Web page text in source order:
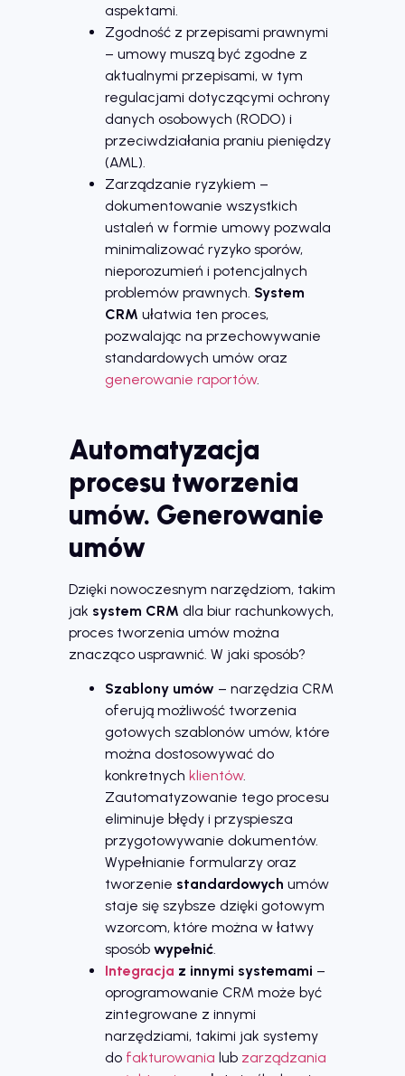
aspektami.
Zgodność z przepisami prawnymi
– umowy muszą być zgodne z
aktualnymi przepisami, w tym
regulacjami dotyczącymi ochrony
danych osobowych (RODO) i
przeciwdziałania praniu pieniędzy
(AML).
Zarządzanie ryzykiem –
dokumentowanie wszystkich
ustaleń w formie umowy pozwala
minimalizować ryzyko sporów,
nieporozumień i potencjalnych
problemów prawnych. System
CRM ułatwia ten proces,
pozwalając na przechowywanie
standardowych umów oraz
generowanie raportów.
Automatyzacja
procesu tworzenia
umów. Generowanie
umów
Dzięki nowoczesnym narzędziom, takim
jak system CRM dla biur rachunkowych,
proces tworzenia umów można
znacząco usprawnić. W jaki sposób?
Szablony umów – narzędzia CRM
oferują możliwość tworzenia
gotowych szablonów umów, które
można dostosowywać do
konkretnych klientów.
Zautomatyzowanie tego procesu
eliminuje błędy i przyspiesza
przygotowywanie dokumentów.
Wypełnianie formularzy oraz
tworzenie standardowych umów
staje się szybsze dzięki gotowym
wzorcom, które można w łatwy
sposób wypełnić.
Integracja z innymi systemami –
oprogramowanie CRM może być
zintegrowane z innymi
narzędziami, takimi jak systemy
do fakturowania lub zarządzania